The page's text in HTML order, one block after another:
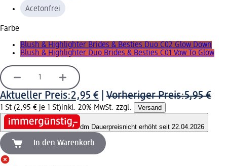
Acetonfrei
Farbe
Blush & Highlighter Brides & Besties Duo C02 Glow Down
Blush & Highlighter Duo Brides & Besties C01 Vow To Glow
Aktueller Preis:2,95 € Vorheriger Preis:5,95 €
1 St (2,95 € je 1 St)inkl. 20% MwSt. zzgl. Versand
dm Dauerpreisnicht erhöht seit 22.04.2026
In den Warenkorb